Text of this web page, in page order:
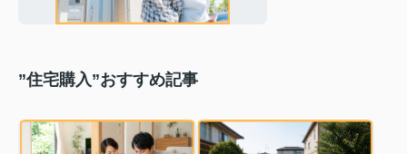
”住宅購入”おすすめ記事